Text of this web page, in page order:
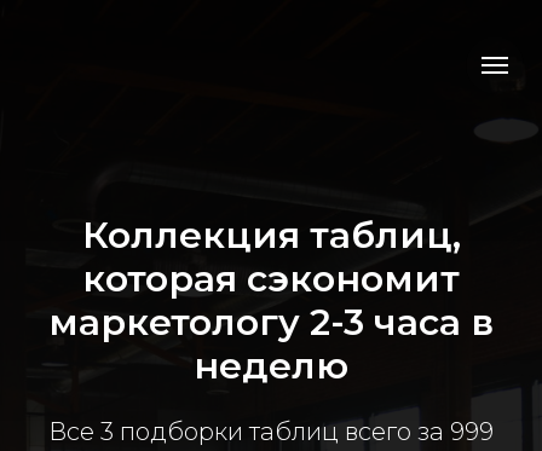
Коллекция таблиц,
которая сэкономит
маркетологу 2-3 часа в
неделю
Все 3 подборки таблиц всего за 999